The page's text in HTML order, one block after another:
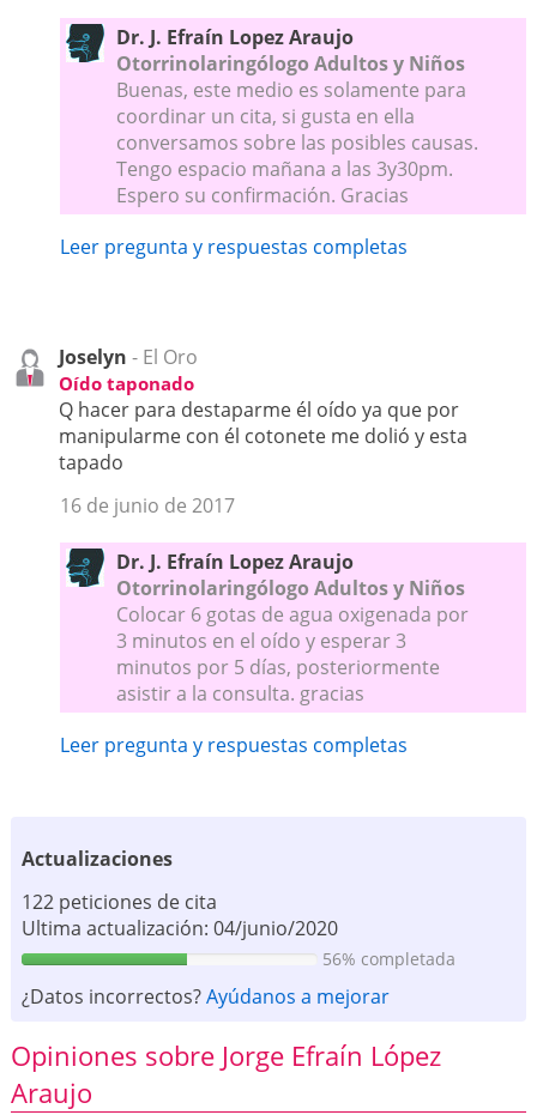
Dr. J. Efraín Lopez Araujo
Otorrinolaringólogo Adultos y Niños
Buenas, este medio es solamente para
coordinar un cita, si gusta en ella
conversamos sobre las posibles causas.
Tengo espacio mañana a las 3y30pm.
Espero su confirmación. Gracias
Leer pregunta y respuestas completas
Joselyn - El Oro
Oído taponado
Q hacer para destaparme él oído ya que por
manipularme con él cotonete me dolió y esta
tapado
16 de junio de 2017
Dr. J. Efraín Lopez Araujo
Otorrinolaringólogo Adultos y Niños
Colocar 6 gotas de agua oxigenada por
3 minutos en el oído y esperar 3
minutos por 5 días, posteriormente
asistir a la consulta. gracias
Leer pregunta y respuestas completas
Actualizaciones
122 peticiones de cita
Ultima actualización: 04/junio/2020
56% completada
¿Datos incorrectos?Ayúdanos a mejorar
Opiniones sobre Jorge Efraín López
Araujo